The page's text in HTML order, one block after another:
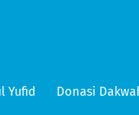
Yufid Donasi